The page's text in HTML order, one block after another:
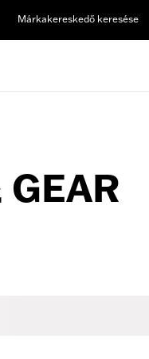
Márkakereskedő keresése